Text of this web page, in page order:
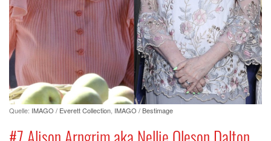
Quelle: IMAGO / Everett Collection IMAGO / Bestimage